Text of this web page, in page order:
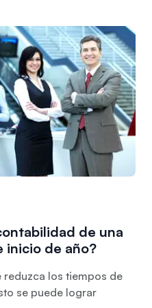
de una
inicio de año?
reduzca los tiempos de
se puede lograr